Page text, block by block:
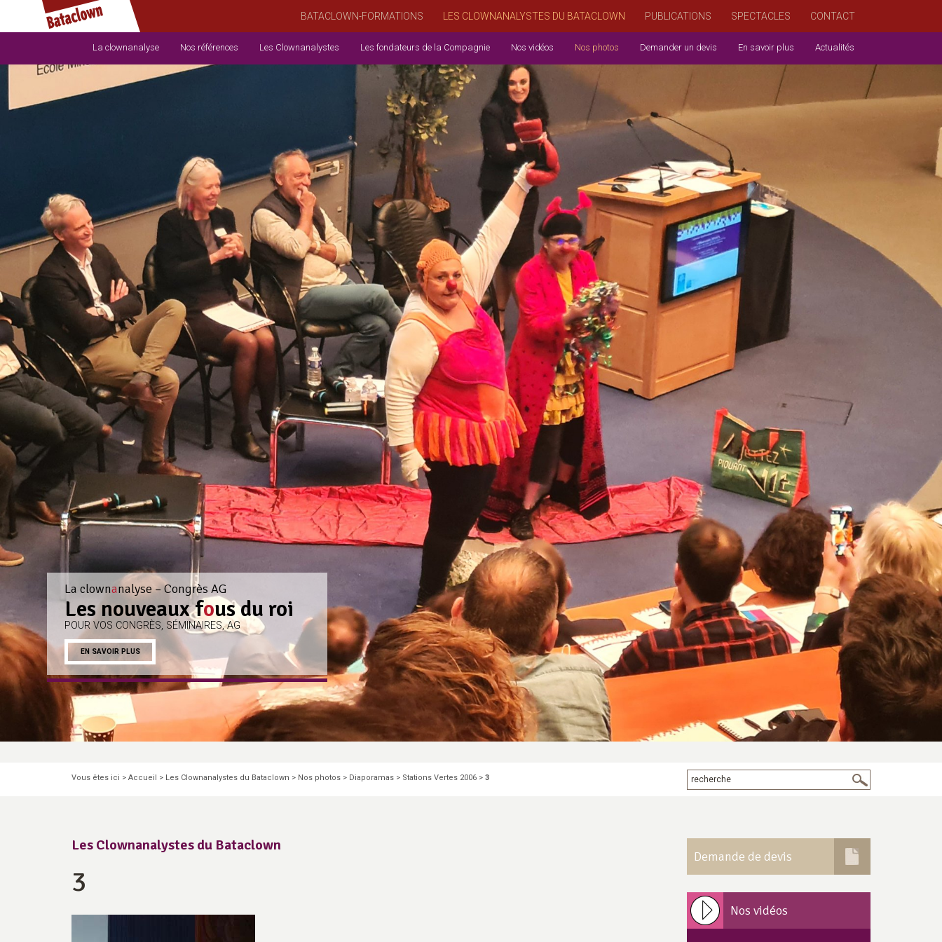
BATACLOWN-FORMATIONS LES CLOWNANALYSTES DU BATACLOWN PUBLICATIONS SPECTACLES CONTACT
La clownanalyse Nos références Les Clownanalystes Les fondateurs de la Compagnie Nos vidéos Nos photos Demander un devis En savoir plus Actualités
La clownanalyse – Congrès AG
Les nouveaux fous du roi
POUR VOS CONGRÈS, SÉMINAIRES, AG
EN SAVOIR PLUS
Vous êtes ici > Accueil > Les Clownanalystes du Bataclown > Nos photos > Diaporamas > Stations Vertes 2006 > 3
Les Clownanalystes du Bataclown
3
Demande de devis
Nos vidéos